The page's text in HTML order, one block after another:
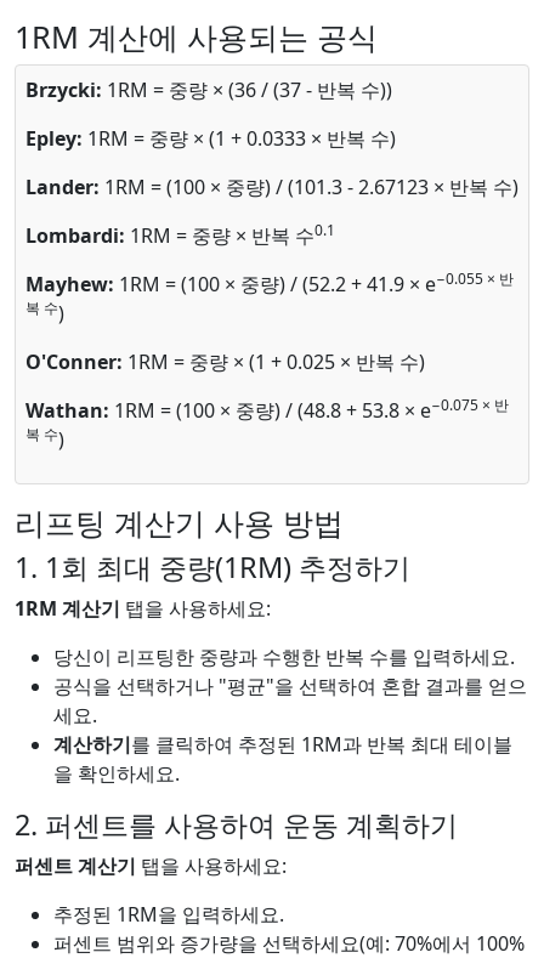
1RM 계산에 사용되는 공식
Brzycki: 1RM = 중량 × (36 / (37 - 반복 수))
Epley: 1RM = 중량 × (1 + 0.0333 × 반복 수)
Lander: 1RM = (100 × 중량) / (101.3 - 2.67123 × 반복 수)
Lombardi: 1RM = 중량 × 반복 수0.1
Mayhew: 1RM = (100 × 중량) / (52.2 + 41.9 × e−0.055 × 반
복 수)
O'Conner: 1RM = 중량 × (1 + 0.025 × 반복 수)
Wathan: 1RM = (100 × 중량) / (48.8 + 53.8 × e−0.075 × 반
복 수)
리프팅 계산기 사용 방법
1. 1회 최대 중량(1RM) 추정하기
1RM 계산기 탭을 사용하세요:
당신이 리프팅한 중량과 수행한 반복 수를 입력하세요.
공식을 선택하거나 "평균"을 선택하여 혼합 결과를 얻으
세요.
계산하기를 클릭하여 추정된 1RM과 반복 최대 테이블
을 확인하세요.
2. 퍼센트를 사용하여 운동 계획하기
퍼센트 계산기 탭을 사용하세요:
추정된 1RM을 입력하세요.
퍼센트 범위와 증가량을 선택하세요(예: 70%에서 100%